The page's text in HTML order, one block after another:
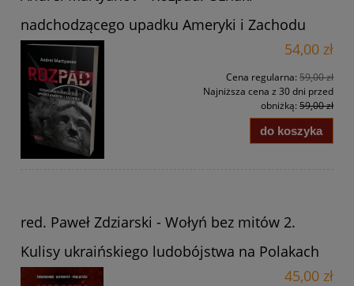
nadchodzącego upadku Ameryki i Zachodu
54,00 zł
Cena regularna: 59,00 zł
Najniższa cena z 30 dni przed
obniżką: 59,00 zł
do koszyka
red. Paweł Zdziarski - Wołyń bez mitów 2.
Kulisy ukraińskiego ludobójstwa na Polakach
45,00 zł